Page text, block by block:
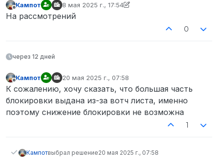
Не в сети
Кампот 8 мая 2025 г., 17:54
отредактировано Кампот
На рассмотрений
0
через 12 дней
Не в сети
Кампот 20 мая 2025 г., 07:58
отредактировано
К сожалению, хочу сказать, что большая часть
блокировки выдана из-за вотч листа, именно
поэтому снижение блокировки не возможна
1
Кампотвыбрал решение20 мая 2025 г., 07:58